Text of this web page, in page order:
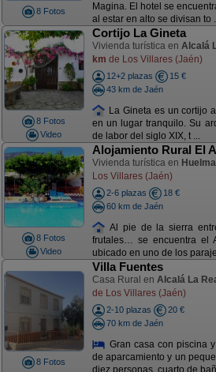
8 Fotos
Magina. El hotel se
al estar en alto se divisan to
8 Fotos
Video
Cortijo La Gineta
Vivienda turística en Alcalá
km de Los Villares (Jaén)
12+2 plazas
15 €
43 km de Jaén
La Gineta es un cortijo
en un lugar tranquilo. Su
de labor del siglo XIX, t ...
8 Fotos
Video
Alojamiento Rural El
Vivienda turística en Huelma
Los Villares (Jaén)
2-6 plazas
18 €
60 km de Jaén
Al pie de la sierra
frutales… se encuentra el
ubicado en uno de los
8 Fotos
Villa Fuentes
Casa Rural en Alcalá La
de Los Villares (Jaén)
2-10 plazas
20 €
70 km de Jaén
Gran casa con piscina
de aparcamiento y un